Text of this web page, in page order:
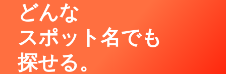
どんな
スポット名でも
探せる。